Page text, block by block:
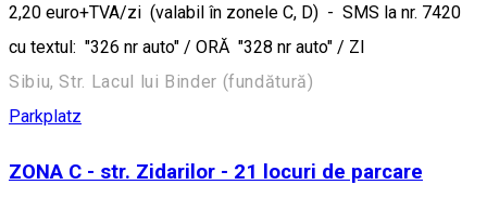
2,20 euro+TVA/zi (valabil în zonele C, D) - SMS la nr. 7420
cu textul: "326 nr auto" / ORĂ "328 nr auto" / ZI
Sibiu, Str. Lacul lui Binder (fundătură)
Parkplatz
ZONA C - str. Zidarilor - 21 locuri de parcare